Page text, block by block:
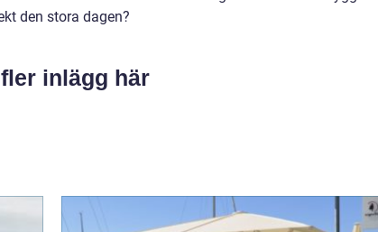
den stora dagen?
inlägg här